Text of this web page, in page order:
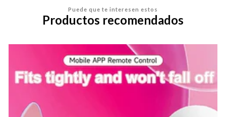
Puede que te interesen estos
Productos recomendados